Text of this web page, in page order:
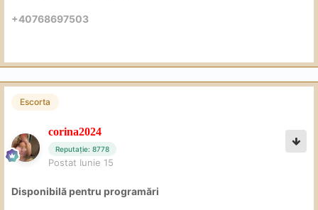
+40768697503
Escorta
corina2024
Reputație: 8778
Postat Iunie 15
Disponibilă pentru programări